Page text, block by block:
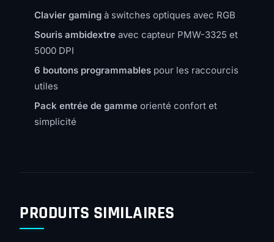
Clavier gaming à switches optiques avec RGB
Souris ambidextre avec capteur PMW-3325 et
5000 DPI
6 boutons programmables pour les raccourcis
utiles
Pack entrée de gamme orienté confort et
simplicité
PRODUITS SIMILAIRES